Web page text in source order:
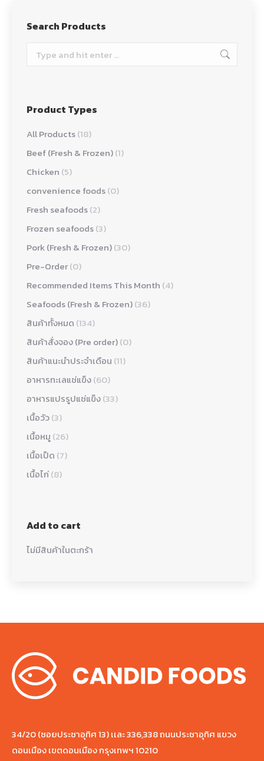
Search Products
Search:
Product Types
All Products(18)
Beef (Fresh & Frozen)(1)
Chicken (5)
convenience foods(0)
Fresh seafoods(2)
Frozen seafoods(3)
Pork (Fresh & Frozen)(30)
Pre-Order(0)
Recommended Items This Month (4)
Seafoods (Fresh & Frozen)(36)
สินค้าทั้งหมด (134)
สินค้าสั่งจอง (Pre order)(0)
สินค้าแนะนำประจำเดือน (11)
อาหารทะเลแช่แข็ง(60)
อาหารแปรรูปแช่แข็ง(33)
เนื้อวัว(3)
เนื้อหมู (26)
เนื้อเป็ด (7)
เนื้อไก่(8)
Add to cart
ไม่มีสินค้าในตะกร้า
34/20 (ซอยประชาอุทิศ 13) เเละ 336,338 ถนนประชาอุทิศ แขวง
ดอนเมือง เขตดอนเมือง กรุงเทพฯ 10210